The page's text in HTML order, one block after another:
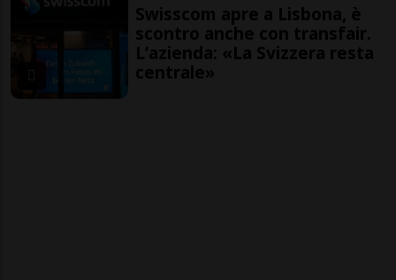
Swisscom apre a Lisbona, è
scontro anche con transfair.
L’azienda: «La Svizzera resta
centrale»